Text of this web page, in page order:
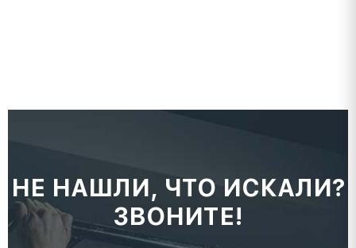
НЕ НАШЛИ, ЧТО ИСКАЛИ?
ЗВОНИТЕ!